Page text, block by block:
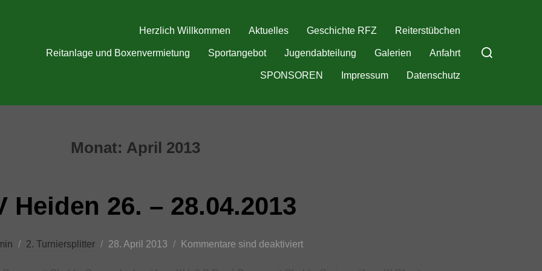
Herzlich Willkommen Aktuelles Geschichte RFZ Reiterstübchen
Reitanlage und Boxenvermietung Sportangebot Jugendabteilung Galerien Anfahrt
SPONSOREN Impressum Datenschutz
Suchen
Monat: April 2013
Heiden 26. – 28.04.2013
2. Turniersplitter
Veröffentlicht
28. April 2013 Kommentare sind deaktiviert